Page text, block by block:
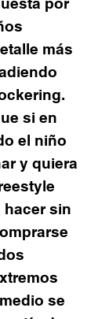
más
si en
el niño
y quiera
hacer sin
se